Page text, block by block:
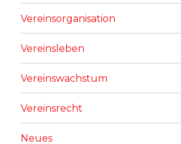
Vereinsorganisation
Vereinsleben
Vereinswachstum
Vereinsrecht
Neues